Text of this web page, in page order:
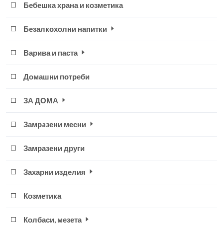
Бебешка храна и козметика
Безалкохолни напитки
Варива и паста
Домашни потреби
ЗА ДОМА
Замрaзени месни
Замразени други
Захарни изделия
Козметика
Колбаси, мезета